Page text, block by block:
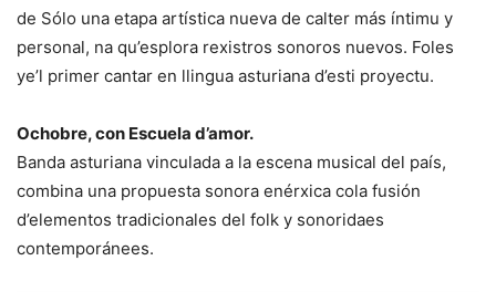
de Sólo una etapa artística nueva de calter más íntimu y
personal, na qu’esplora rexistros sonoros nuevos. Foles
ye’l primer cantar en llingua asturiana d’esti proyectu.
Ochobre, con Escuela d’amor.
Banda asturiana vinculada a la escena musical del país,
combina una propuesta sonora enérxica cola fusión
d’elementos tradicionales del folk y sonoridaes
contemporánees.